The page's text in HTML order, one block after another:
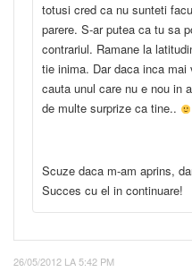
totusi cred ca nu sunteti
parere. S-ar putea ca tu sa
contrariul. Ramane la
tie inima. Dar daca inca
cauta unul care nu e nou in
de multe surprize ca tine..
Scuze daca m-am aprins,
Succes cu el in continuare!
26/05/2012 LA 5:42 PM